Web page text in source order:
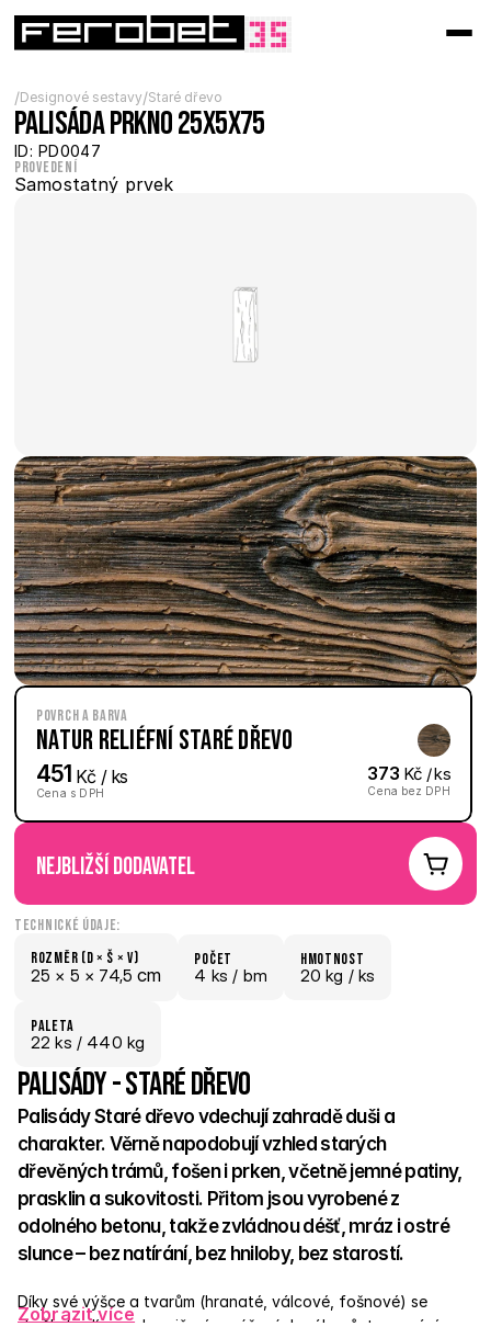
/Designové sestavy/Staré dřevo
Palisáda prkno 25x5x75
ID: PD0047
Provedení
Samostatný prvek
Povrch a barva
Natur reliéfní Staré dřevo
451 Kč / ks
Cena s DPH
373 Kč / ks
Cena bez DPH
nejbližší dodavatel
Technické údaje:
Rozměr (D × š × V)
25 × 5 × 74,5 cm
počet
4 ks / bm
hmotnost
20 kg / ks
paletA
22 ks / 440 kg
Palisády - Staré dřevo
Palisády Staré dřevo vdechují zahradě duši a
charakter. Věrně napodobují vzhled starých
dřevěných trámů, fošen i prken, včetně jemné patiny,
prasklin a sukovitosti. Přitom jsou vyrobené z
odolného betonu, takže zvládnou déšť, mráz i ostré
slunce – bez natírání, bez hniloby, bez starostí.
Díky své výšce a tvarům (hranaté, válcové, fošnové) se
skvěle hodí pro ohraničení vyvýšených záhonů, tvarování
Zobrazit více